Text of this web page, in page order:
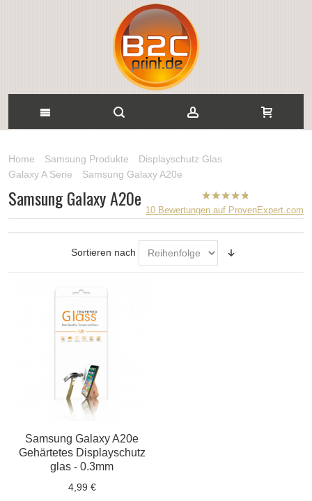
Home Samsung Produkte
Displayschutz Glas
Galaxy A Serie
Samsung Galaxy A20e
B2CPrint
hat5von
5
Sternen |
10 Bewertungen auf ProvenExpert.com
Samsung Galaxy A20e
Sortieren nach
Samsung Galaxy A20e
Gehärtetes Displayschutz
glas - 0.3mm
4,99 €